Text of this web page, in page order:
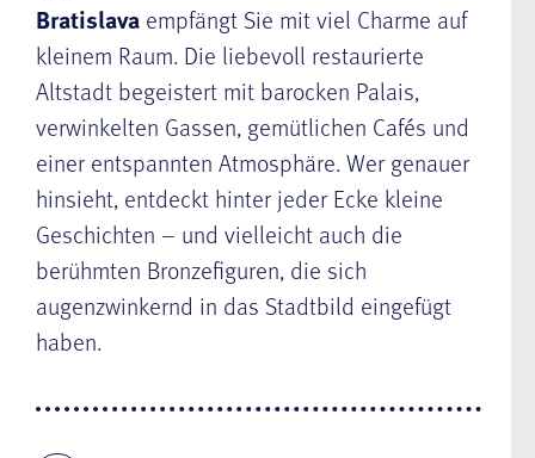
Bratislava empfängt Sie mit viel Charme auf
kleinem Raum. Die liebevoll restaurierte
Altstadt begeistert mit barocken Palais,
verwinkelten Gassen, gemütlichen Cafés und
einer entspannten Atmosphäre. Wer genauer
hinsieht, entdeckt hinter jeder Ecke kleine
Geschichten – und vielleicht auch die
berühmten Bronzefiguren, die sich
augenzwinkernd in das Stadtbild eingefügt
haben.